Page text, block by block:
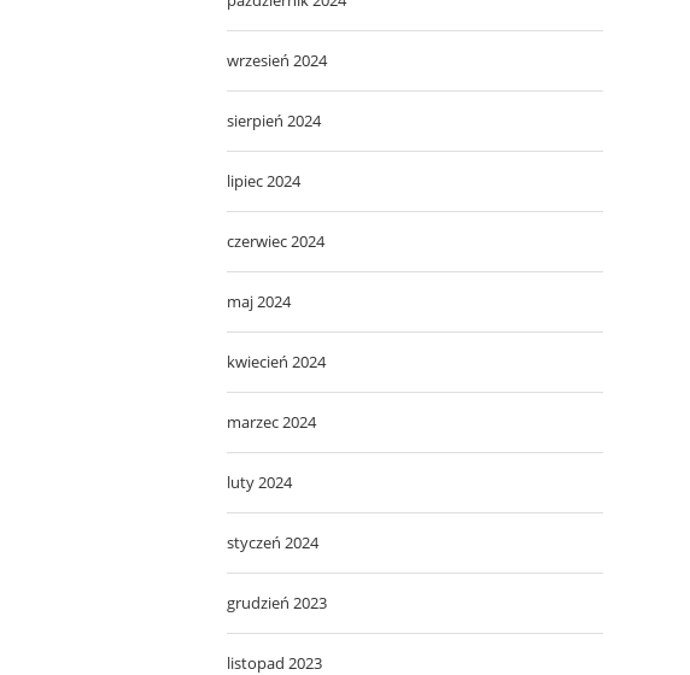
wrzesień 2024
sierpień 2024
lipiec 2024
czerwiec 2024
maj 2024
kwiecień 2024
marzec 2024
luty 2024
styczeń 2024
grudzień 2023
listopad 2023